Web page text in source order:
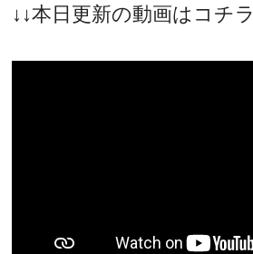
↓↓本日更新の動画はコチラ